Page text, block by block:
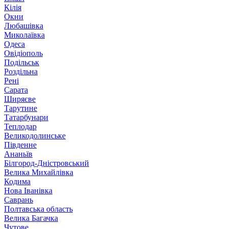
Кілія
Окни
Любашівка
Миколаївка
Одеса
Овідіополь
Подільськ
Роздільна
Рені
Сарата
Ширяєве
Тарутине
Татарбунари
Теплодар
Великодолинське
Південне
Ананьїв
Білгород-Дністровський
Велика Михайлівка
Кодима
Нова Іванівка
Саврань
Полтавська область
Велика Багачка
Чутове